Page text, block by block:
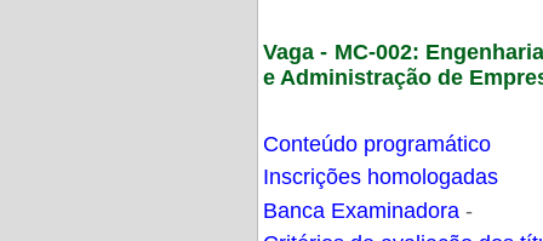
Vaga - MC-002:
e Administração de
Conteúdo programático
Inscrições homologadas
Banca Examinadora -